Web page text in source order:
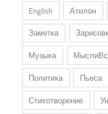
English Атилон
Заметка
Музыка
Политика
Пьеса
Стихотворение